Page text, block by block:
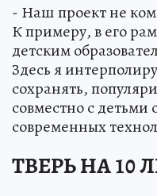
- Наш проект не
К примеру, в его
детским
Здесь я
сохранять,
совместно с
современных
ТВЕРЬ НА 10